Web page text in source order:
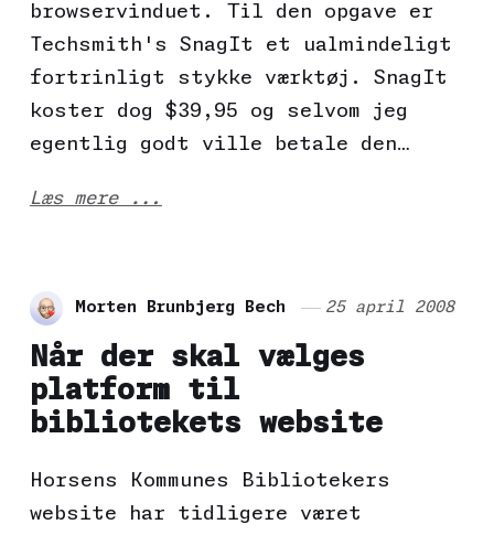
browservinduet. Til den opgave er
Techsmith's SnagIt et ualmindeligt
fortrinligt stykke værktøj. SnagIt
koster dog $39,95 og selvom jeg
egentlig godt ville betale den…
Læs mere ...
Morten Brunbjerg Bech 25 april 2008
Når der skal vælges
platform til
bibliotekets website
Horsens Kommunes Bibliotekers
website har tidligere været